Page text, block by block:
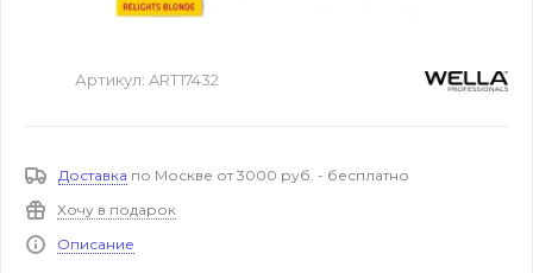
Артикул: ART17432
Доставка по Москве от 3000 руб. - бесплатно
Хочу в подарок
Описание